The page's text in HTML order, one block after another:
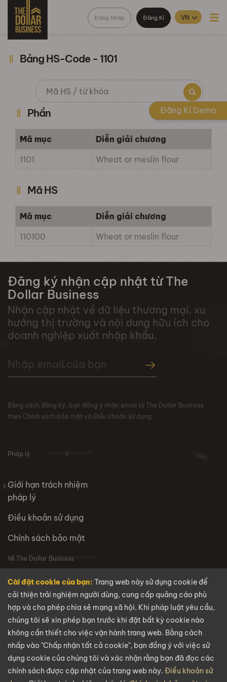
Đăng Nhập Đăng Kí
Bảng HS-Code - 1101
Phần
Mã mục
Diễn giải chương
1101
Wheat or meslin flour
Mã HS
Mã mục
Diễn giải chương
110100
Wheat or meslin flour
Đăng ký nhận cập nhật từ The
Dollar Business
Nhận cập nhật về dữ liệu thương mại, xu
hướng thị trường và nội dung hữu ích cho
doanh nghiệp xuất nhập khẩu.
Bằng cách đăng ký, bạn đồng ý nhận email từ The Dollar Business
theo Chính sách bảo mật và Điều khoản sử dụng.
Pháp lý
Giới hạn trách nhiệm
pháp lý
Điều khoản sử dụng
Chính sách bảo mật
Về The Dollar Business
VỀ CHÚNG TÔI
Câu hỏi thường gặp
Tuyển dụng
Liên hệ
Email
Cài đặt cookie của bạn: Trang web này sử dụng cookie để
cải thiện trải nghiệm người dùng, cung cấp quảng cáo phù
hợp và cho phép chia sẻ mạng xã hội. Khi pháp luật yêu cầu,
chúng tôi sẽ xin phép bạn trước khi đặt bất kỳ cookie nào
không cần thiết cho việc vận hành trang web. Bằng cách
nhấp vào "Chấp nhận tất cả cookie", bạn đồng ý với việc sử
dụng cookie của chúng tôi và xác nhận rằng bạn đã đọc các
chính sách được cập nhật của trang web này. Điều khoản sử
Đăng Kí Demo